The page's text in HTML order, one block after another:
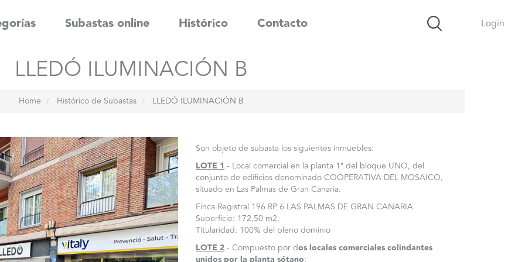
Subastas online Histórico Contacto Login
LLEDÓ ILUMINACIÓN B
Home Histórico de Subastas LLEDÓ ILUMINACIÓN B
Son objeto de subasta los siguientes inmuebles:
LOTE 1.- Local comercial en la planta 1ª del bloque UNO, del
conjunto de edificios denominado COOPERATIVA DEL MOSAICO,
situado en Las Palmas de Gran Canaria.
Finca Registral 196 RP 6 LAS PALMAS DE GRAN CANARIA
Superficie: 172,50 m2.
Titularidad: 100% del pleno dominio
LOTE 2.- Compuesto por dos locales comerciales colindantes
: